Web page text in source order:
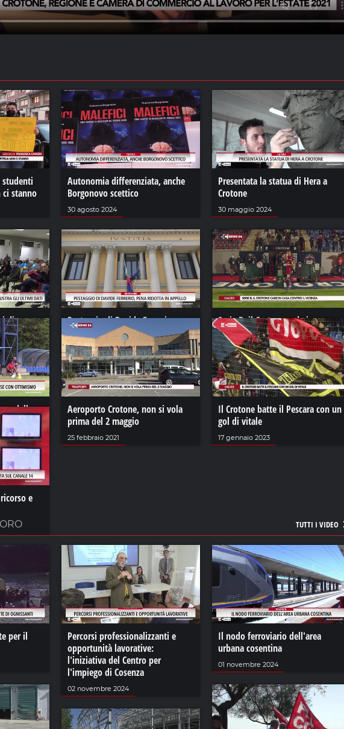
stanno
Autonomia differenziata, anche
Borgonovo scettico
30 agosto 2024
Presentata la statua di Hera a
Crotone
30 maggio 2024
di
dati
Pestaggio di Davide Ferrerio,
pena ridotta in appello
08 luglio 2024
Serie B, il Crotone cade in casa
contro il Vicenza
27 novembre 2021
della
Aeroporto Crotone, non si vola
prima del 2 maggio
25 febbraio 2021
Il Crotone batte il Pescara con un
gol di vitale
17 gennaio 2023
e
TUTTI I VIDEO
per il
Percorsi professionalizzanti e
opportunità lavorative:
l'iniziativa del Centro per
l'impiego di Cosenza
02 novembre 2024
Il nodo ferroviario dell'area
urbana cosentina
01 novembre 2024